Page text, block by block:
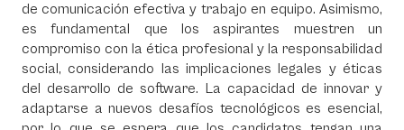
de comunicación efectiva y trabajo en equipo. Asimismo,
es fundamental que los aspirantes muestren un
compromiso con la ética profesional y la responsabilidad
social, considerando las implicaciones legales y éticas
del desarrollo de software. La capacidad de innovar y
adaptarse a nuevos desafíos tecnológicos es esencial,